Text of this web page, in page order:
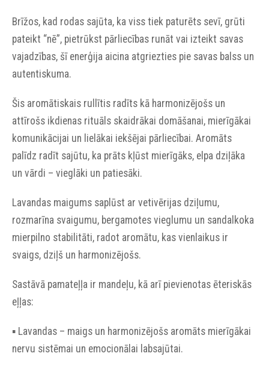
Brīžos, kad rodas sajūta, ka viss tiek paturēts sevī, grūti
pateikt “nē”, pietrūkst pārliecības runāt vai izteikt savas
vajadzības, šī enerģija aicina atgriezties pie savas balss un
autentiskuma.
Šis aromātiskais rullītis radīts kā harmonizējošs un
attīrošs ikdienas rituāls skaidrākai domāšanai, mierīgākai
komunikācijai un lielākai iekšējai pārliecībai. Aromāts
palīdz radīt sajūtu, ka prāts kļūst mierīgāks, elpa dziļāka
un vārdi – vieglāki un patiesāki.
Lavandas maigums saplūst ar vetivērijas dziļumu,
rozmarīna svaigumu, bergamotes vieglumu un sandalkoka
mierpilno stabilitāti, radot aromātu, kas vienlaikus ir
svaigs, dziļš un harmonizējošs.
Sastāvā pamateļļa ir mandeļu, kā arī pievienotas ēteriskās
eļļas:
▪︎ Lavandas – maigs un harmonizējošs aromāts mierīgākai
nervu sistēmai un emocionālai labsajūtai.